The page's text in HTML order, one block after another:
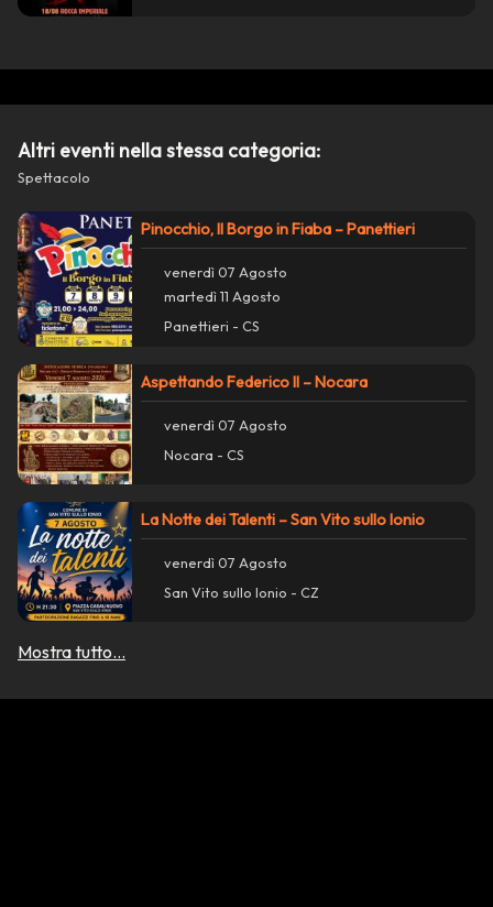
Azioni close
Condividi su WhatsApp
Condividi su Facebook
Copia collegamento
report_problem Segnala un problema con questo evento
Altri eventi nella stessa categoria:
Spettacolo
Pinocchio, Il Borgo in Fiaba – Panettieri
venerdì 07 Agosto
martedì 11 Agosto
Panettieri - CS
Aspettando Federico II – Nocara
venerdì 07 Agosto
Nocara - CS
La Notte dei Talenti – San Vito sullo Ionio
venerdì 07 Agosto
San Vito sullo Ionio - CZ
Mostra tutto...